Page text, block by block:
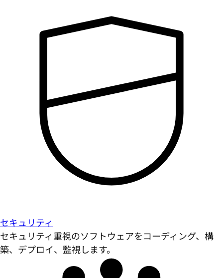
セキュリティ
セキュリティ重視のソフトウェアをコーディング、構
築、デプロイ、監視します。